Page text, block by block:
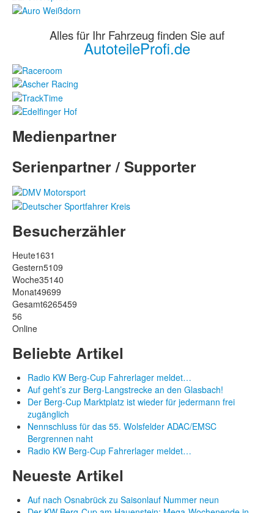
Alles für Ihr Fahrzeug finden Sie auf
AutoteileProfi.de
Medienpartner
Serienpartner / Supporter
Besucherzähler
Heute1631
Gestern5109
Woche35140
Monat49699
Gesamt6265459
56
Online
Beliebte Artikel
Radio KW Berg-Cup Fahrerlager meldet…
Auf geht’s zur Berg-Langstrecke an den Glasbach!
Der Berg-Cup Marktplatz ist wieder für jedermann frei
zugänglich
Nennschluss für das 55. Wolsfelder ADAC/EMSC
Bergrennen naht
Radio KW Berg-Cup Fahrerlager meldet…
Neueste Artikel
Auf nach Osnabrück zu Saisonlauf Nummer neun